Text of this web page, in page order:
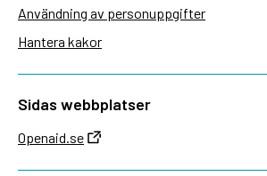
Användning av personuppgifter
Hantera kakor
Sidas webbplatser
Openaid.se